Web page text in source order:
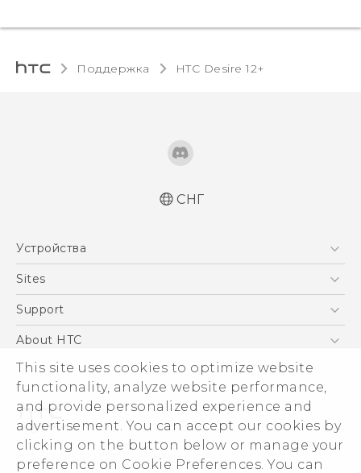
This site uses cookies to optimize website
functionality, analyze website performance,
and provide personalized experience and
advertisement. You can accept our cookies by
clicking on the button below or manage your
preference on Cookie Preferences. You can
Поддержка HTC Desire 12+‎
Русский - Руководство пользователя
соответствию стандартам
Қазақ - жұмысты бастау нұсқаулығы
Safety and regulatory guide
СНГ
Устройства
5G
EXODUS
VIVE
Sites
HTC Dev
Support
ПОДДЕРЖКА
About HTC
ESG
Инвестирование
Политика конфиденциальности
Безопасность продуктов
Вакансии
© 2011-2026 HTC Corporation